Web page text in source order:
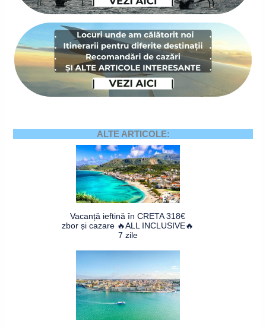
ALTE ARTICOLE:
Vacanță ieftină în CRETA 318€
zbor și cazare 🔥ALL INCLUSIVE🔥
7 zile